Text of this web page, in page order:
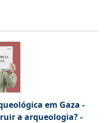
em Gaza -
a arqueologia? -